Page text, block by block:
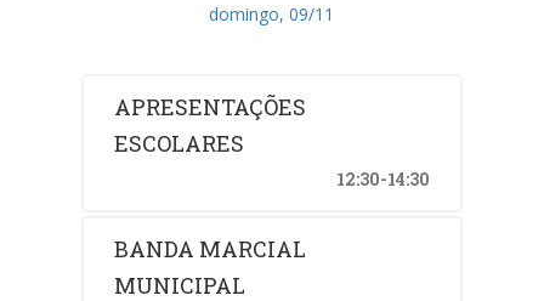
domingo, 09/11
APRESENTAÇÕES
ESCOLARES
12:30-14:30
BANDA MARCIAL
MUNICIPAL